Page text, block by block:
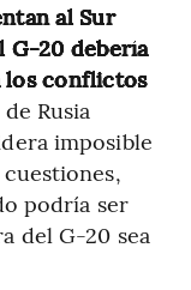
al Sur
G-20 debería
los conflictos
Rusia
imposible
podría ser
del G-20 sea